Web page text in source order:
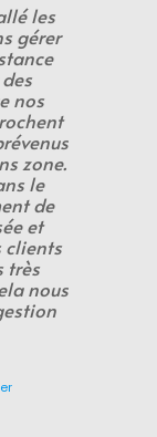
les
gérer
nos
zone.
le
de
et
clients
très
nous